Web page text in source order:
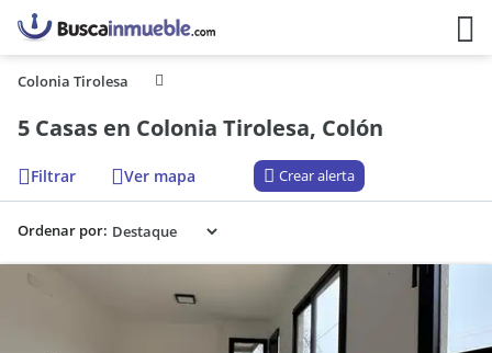
Colonia Tirolesa
5 Casas en Colonia Tirolesa, Colón
Filtrar Ver mapa Crear alerta
Ordenar por: